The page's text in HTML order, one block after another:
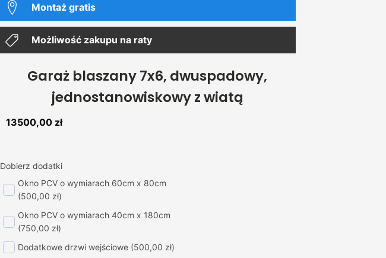
Montaż gratis
Możliwość zakupu na raty
Garaż blaszany 7x6, dwuspadowy,
jednostanowiskowy z wiatą
13500,00 zł
Dobierz dodatki
Okno PCV o wymiarach 60cm x 80cm
(500,00 zł)
Okno PCV o wymiarach 40cm x 180cm
(750,00 zł)
Dodatkowe drzwi wejściowe (500,00 zł)